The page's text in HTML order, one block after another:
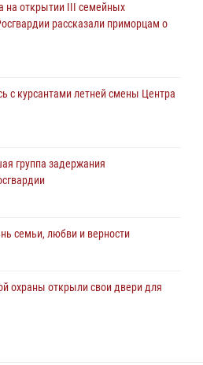
участие в молебне,
открытии III семейных
на открытии III семейных
рассказали приморцам о
с курсантами летней смены Центра
группа задержания
семьи, любви и верности
охраны открыли свои двери для